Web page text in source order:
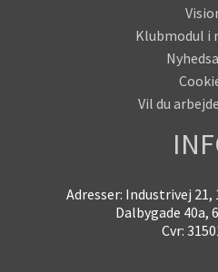
Klubmodul i
Vil du
Adresser: Industrivej 21,
Dalbygade 40a,
Cvr: